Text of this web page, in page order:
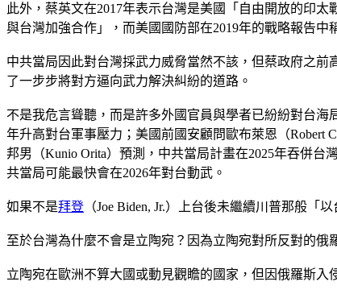
此外，蔡英文在2017年表示台灣是美國「自由開放的印
與台灣加強合作」，而美國國防部在2019年的戰略報告中
中共當局因此對台灣採武力威脅當然不該，但蔡政府之
了一步步將對方逼向武力解決糾紛的道路。
不是我危言聳聽，而是許多外國官員與學者已紛紛對台海
年升高對台軍事壓力；美國前國安顧問歐布萊恩（Robert
邦男（Kunio Orita）預測，中共當局計畫在2025年吞併台
共當局可能最快會在2026年對台動武。
如果不是拜登 （Joe Biden, Jr.）上台後未繼續川普那般
至於台灣為什麼不會是立陶宛？因為立陶宛對所反對的
立陶宛在歐洲不算大國或動見觀瞻的國家，但因俄羅斯